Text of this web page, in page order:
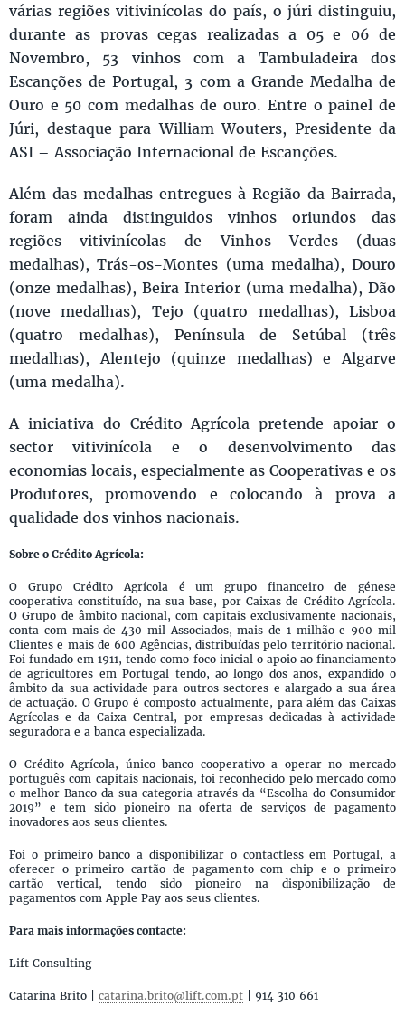
várias regiões vitivinícolas do país, o júri distinguiu,
durante as provas cegas realizadas a 05 e 06 de
Novembro, 53 vinhos com a Tambuladeira dos
Escanções de Portugal, 3 com a Grande Medalha de
Ouro e 50 com medalhas de ouro. Entre o painel de
Júri, destaque para William Wouters, Presidente da
ASI – Associação Internacional de Escanções.
Além das medalhas entregues à Região da Bairrada,
foram ainda distinguidos vinhos oriundos das
regiões vitivinícolas de Vinhos Verdes (duas
medalhas), Trás-os-Montes (uma medalha), Douro
(onze medalhas), Beira Interior (uma medalha), Dão
(nove medalhas), Tejo (quatro medalhas), Lisboa
(quatro medalhas), Península de Setúbal (três
medalhas), Alentejo (quinze medalhas) e Algarve
(uma medalha).
A iniciativa do Crédito Agrícola pretende apoiar o
sector vitivinícola e o desenvolvimento das
economias locais, especialmente as Cooperativas e os
Produtores, promovendo e colocando à prova a
qualidade dos vinhos nacionais.
Sobre o Crédito Agrícola:
O Grupo Crédito Agrícola é um grupo financeiro de génese
cooperativa constituído, na sua base, por Caixas de Crédito Agrícola.
O Grupo de âmbito nacional, com capitais exclusivamente nacionais,
conta com mais de 430 mil Associados, mais de 1 milhão e 900 mil
Clientes e mais de 600 Agências, distribuídas pelo território nacional.
Foi fundado em 1911, tendo como foco inicial o apoio ao financiamento
de agricultores em Portugal tendo, ao longo dos anos, expandido o
âmbito da sua actividade para outros sectores e alargado a sua área
de actuação. O Grupo é composto actualmente, para além das Caixas
Agrícolas e da Caixa Central, por empresas dedicadas à actividade
seguradora e a banca especializada.
O Crédito Agrícola, único banco cooperativo a operar no mercado
português com capitais nacionais, foi reconhecido pelo mercado como
o melhor Banco da sua categoria através da “Escolha do Consumidor
2019” e tem sido pioneiro na oferta de serviços de pagamento
inovadores aos seus clientes.
Foi o primeiro banco a disponibilizar o contactless em Portugal, a
oferecer o primeiro cartão de pagamento com chip e o primeiro
cartão vertical, tendo sido pioneiro na disponibilização de
pagamentos com Apple Pay aos seus clientes.
Para mais informações contacte:
Lift Consulting
Catarina Brito | catarina.brito@lift.com.pt | 914 310 661